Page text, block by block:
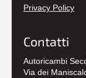
Privacy Policy
Contatti
Autoricambi
Via dei